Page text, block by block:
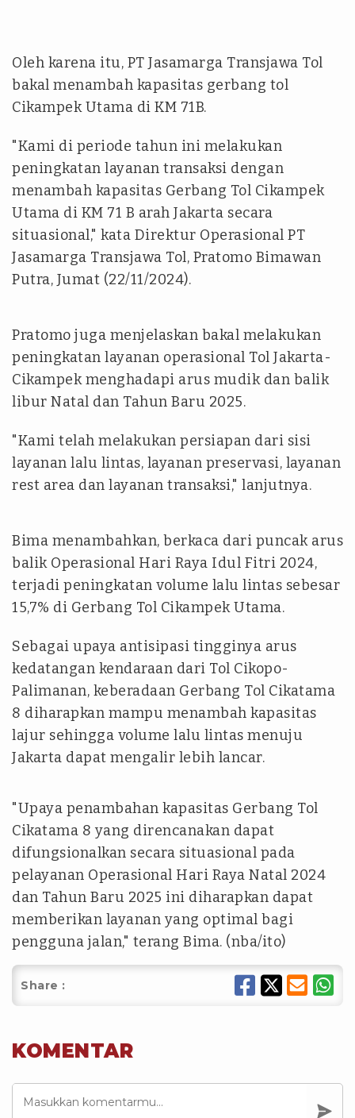
Oleh karena itu, PT Jasamarga Transjawa Tol
bakal menambah kapasitas gerbang tol
Cikampek Utama di KM 71B.
"Kami di periode tahun ini melakukan
peningkatan layanan transaksi dengan
menambah kapasitas Gerbang Tol Cikampek
Utama di KM 71 B arah Jakarta secara
situasional," kata Direktur Operasional PT
Jasamarga Transjawa Tol, Pratomo Bimawan
Putra, Jumat (22/11/2024).
Pratomo juga menjelaskan bakal melakukan
peningkatan layanan operasional Tol Jakarta-
Cikampek menghadapi arus mudik dan balik
libur Natal dan Tahun Baru 2025.
"Kami telah melakukan persiapan dari sisi
layanan lalu lintas, layanan preservasi, layanan
rest area dan layanan transaksi," lanjutnya.
Bima menambahkan, berkaca dari puncak arus
balik Operasional Hari Raya Idul Fitri 2024,
terjadi peningkatan volume lalu lintas sebesar
15,7% di Gerbang Tol Cikampek Utama.
Sebagai upaya antisipasi tingginya arus
kedatangan kendaraan dari Tol Cikopo-
Palimanan, keberadaan Gerbang Tol Cikatama
8 diharapkan mampu menambah kapasitas
lajur sehingga volume lalu lintas menuju
Jakarta dapat mengalir lebih lancar.
"Upaya penambahan kapasitas Gerbang Tol
Cikatama 8 yang direncanakan dapat
difungsionalkan secara situasional pada
pelayanan Operasional Hari Raya Natal 2024
dan Tahun Baru 2025 ini diharapkan dapat
memberikan layanan yang optimal bagi
pengguna jalan," terang Bima. (nba/ito)
Share :
KOMENTAR